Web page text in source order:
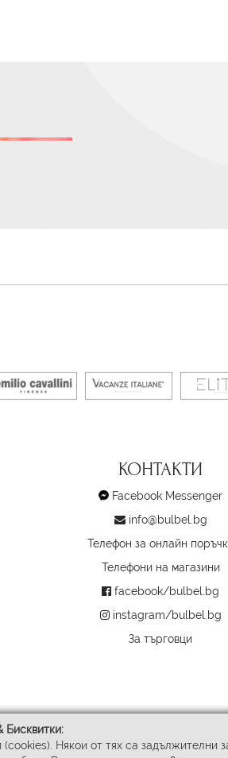
Бисквитки:
(cookies). Някои от тях са задължителни
КОНТАКТИ
Facebook Messenger
info@bulbel.bg
Телефон за онлайн
Телефони на магазини
facebook/bulbel.bg
instagram/bulbel.bg
За търговци